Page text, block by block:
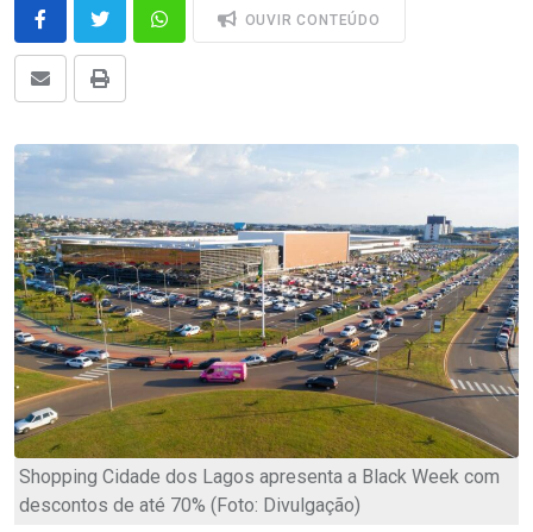
OUVIR CONTEÚDO
Shopping Cidade dos Lagos apresenta a Black Week com
descontos de até 70% (Foto: Divulgação)